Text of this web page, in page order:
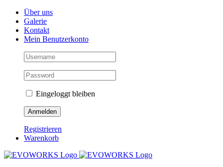
Skip
content
Facebook
Instagram
YouTubeÜber uns
Galerie
Kontakt
Mein Benutzerkonto
Eingeloggt bleiben
Registrieren
Warenkorb